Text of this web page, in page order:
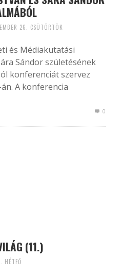
26. CSÜTÖRTÖK
és Médiakutatási
Sándor születésének
konferenciát szervez
A konferencia
0
(11.)
HÉTFŐ